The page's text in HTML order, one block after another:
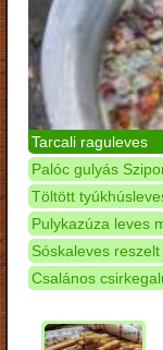
Tarcali raguleves
Palóc gulyás
Töltött
Pulykazúza leves
Sóskaleves
Csalános